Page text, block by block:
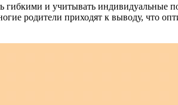
гибкими и учитывать индивидуальные
родители приходят к выводу, что